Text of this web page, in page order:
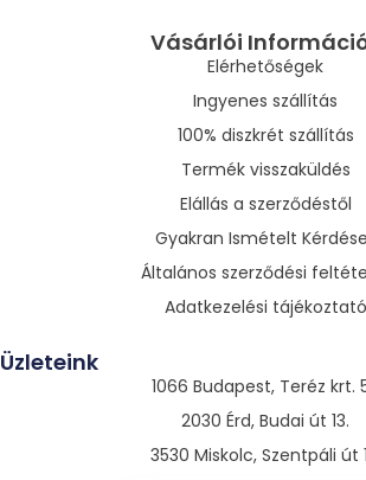
Vásárlói
Elérhetőségek
Ingyenes szállítás
100% diszkrét szállítás
Termék visszaküldés
Elállás a szerződéstől
Gyakran Ismételt
Általános szerződési
Adatkezelési tájékoztató
Üzleteink
1066 Budapest, Teréz krt.
2030 Érd, Budai út 13.
3530 Miskolc, Szentpáli út